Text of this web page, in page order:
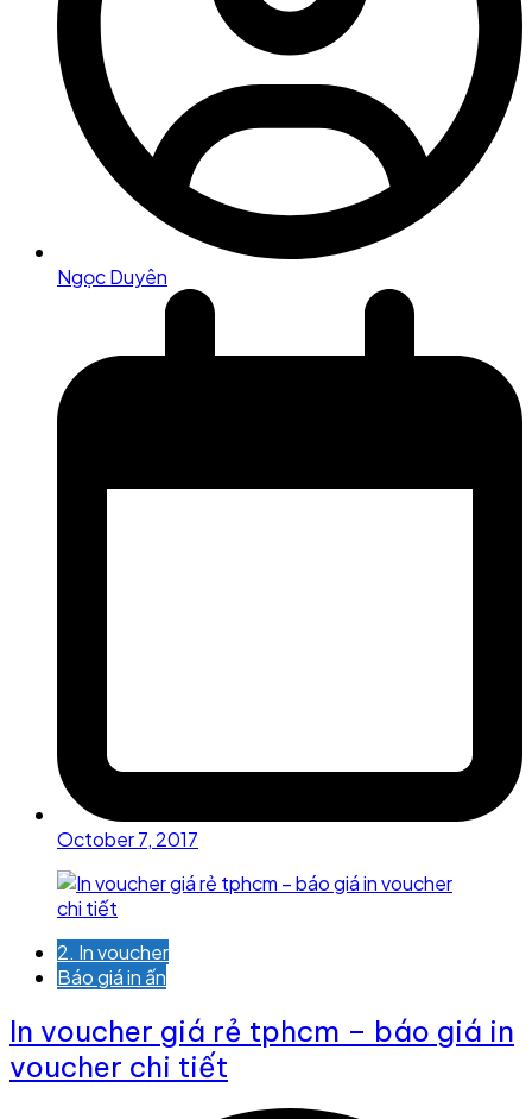
Ngọc Duyên
October 7, 2017
2. In voucher
Báo giá in ấn
In voucher giá rẻ tphcm – báo giá in
voucher chi tiết